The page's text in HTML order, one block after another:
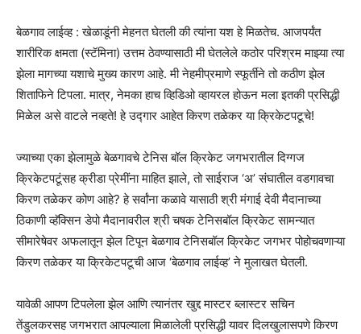
बेळगाव लाईव्ह : खेळाडूंनी मेहनत घेतली की त्यांना यश हे मिळतेच. आजपर्यंत
शारीरिक क्षमता (स्टॅमिना) उत्तम ठेवण्यासाठी मी घेतलेले कठोर परिश्रम माझ्या त्या
झेला मागच्या यशाचे मुख्य कारण आहे. मी नेहमीप्रमाणे स्फूर्तीने तो कठीण झेल
शिताफिने टिपला. मात्र, नेमका हाच व्हिडिओ व्हायरल होऊन मला इतकी प्रसिद्धी
मिळेल असे वाटले नव्हते! हे उद्गार आहेत किरण तळेकर या क्रिकेटपटूचे!
ज्याच्या एका झेलामुळे बेळगावचे टेनिस बॉल क्रिकेट जगभरातील दिग्गज
क्रिकेटपटूंसह क्रीडा प्रेमींना माहित झाले, तो साईराज ‘अ’ संघातील वडगावचा
किरण तळेकर कोण आहे? हे सर्वांना कळावे यासाठी श्री मंगाई देवी मैदानाच्या
ठिकाणी व्हॅक्सिन डेपो मैदानावरील श्री चषक टेनिसबॉल क्रिकेट सामन्यात
सीमारेषेवर अफलातून झेल टिपून बेळगाव टेनिसबॉल क्रिकेट जगभर पोहोचवणाऱ्या
किरण तळेकर या क्रिकेटपटूची आज ‘बेळगाव लाईव्ह’ ने मुलाखत घेतली.
यावेळी आपण टिपलेला झेल आणि त्यानंतर खुद्द मास्टर ब्लास्टर सचिन
तेंडुलकरसह जगभरात आपल्याला मिळालेली प्रसिद्धी यावर दिलखुलासपणे किरण